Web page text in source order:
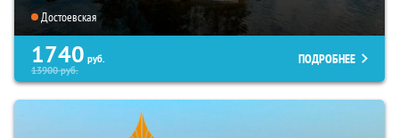
Достоевская
1740 руб.
13900руб.
ПОДРОБНЕЕ